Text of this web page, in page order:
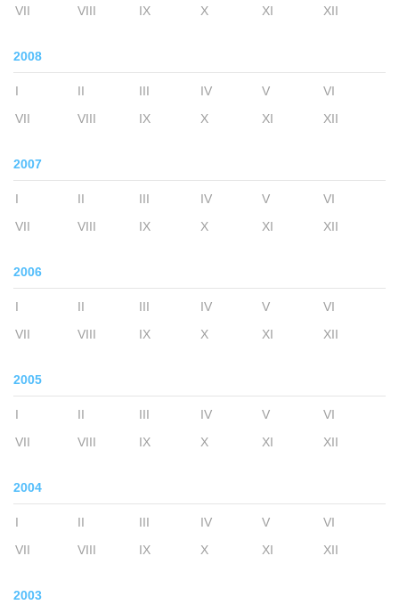
VII
VIII IX X XI XII
2008
I II III IV V
VI
VII
VIII IX X XI XII
2007
I II III IV V
VI
VII
VIII IX X XI XII
2006
I II III IV V
VI
VII
VIII IX X XI XII
2005
I II III IV V
VI
VII
VIII IX X XI XII
2004
I II III IV V
VI
VII
VIII IX X XI XII
2003